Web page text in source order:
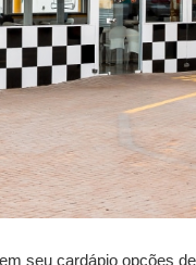
seu cardápio opções